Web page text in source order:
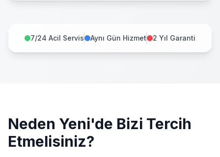
7/24 Acil Servis Aynı Gün Hizmet 2 Yıl Garanti
Neden Yeni'de Bizi Tercih
Etmelisiniz?